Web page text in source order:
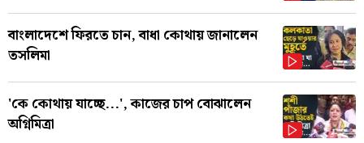
বাংলাদেশে ফিরতে চান, বাধা কোথায় জানালেন
তসলিমা
'কে কোথায় যাচ্ছে...', কাজের চাপ বোঝালেন
অগ্নিমিত্রা